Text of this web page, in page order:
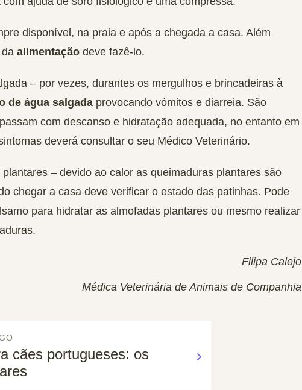
disponível , na praia e após a chegada a casa. Além
alimentação deve fazê-lo.
– por vezes, durantes os mergulhos e brincadeiras à
de água salgada provocando vómitos e diarreia. São
com descanso e hidratação adequada, no entanto em
deverá consultar o seu Médico Veterinário.
plantares – devido ao calor as queimaduras plantares são
chegar a casa deve verificar o estado das patinhas. Pode
para hidratar as almofadas plantares ou mesmo realizar
Filipa Calejo
Médica Veterinária de Animais de Companhia
cães portugueses: os